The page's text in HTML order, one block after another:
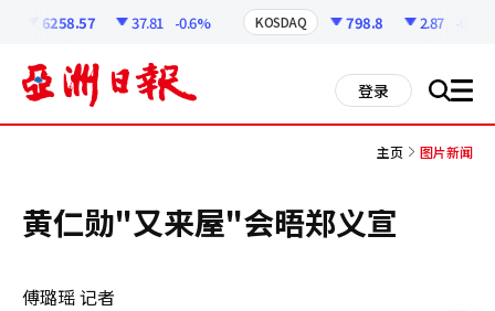
6258.57 37.81 -0.6% KOSDAQ 798.8 2.87
登录 搜 all
主页 图片新闻
黄仁勋"又来屋"会晤郑义宣
傅璐瑶 记者